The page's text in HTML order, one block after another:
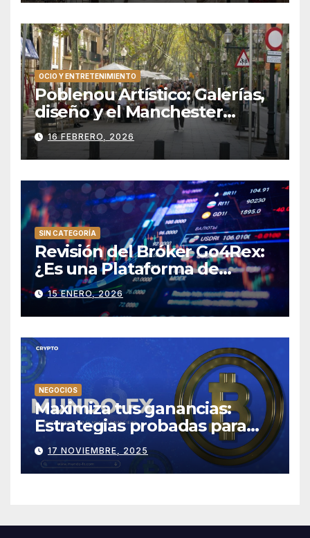
OCIO Y ENTRETENIMIENTO
Poblenou Artístico: Galerías,
diseño y el Manchester
catalán
16 FEBRERO, 2026
SIN CATEGORÍA
Revisión del Bróker Go4Rex:
¿Es una Plataforma de
Trading Confiable?
15 ENERO, 2026
NEGOCIOS
Maximiza tus ganancias:
Estrategias probadas para
tener éxito en Mundo-fx
17 NOVIEMBRE, 2025